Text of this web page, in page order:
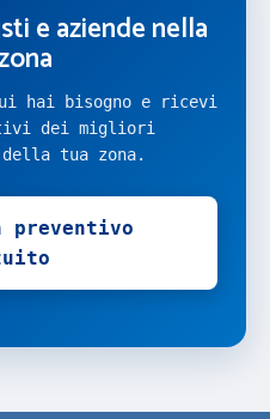
e aziende nella
hai bisogno e ricevi
dei migliori
tua zona.
preventivo